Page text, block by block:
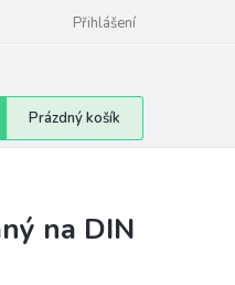
Přihlášení
Nákupní
košík
Prázdný košík
na DIN